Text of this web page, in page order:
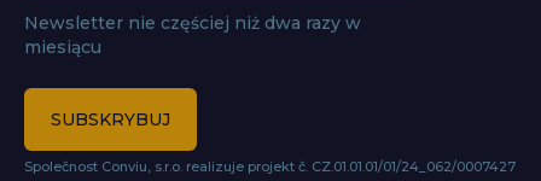
Newsletter nie częściej niż dwa razy w
miesiącu
SUBSKRYBUJ
Společnost Conviu, s.r.o. realizuje projekt č. CZ.01.01.01/01/24_062/0007427